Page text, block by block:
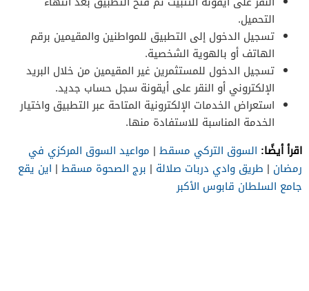
التحميل.
تسجيل الدخول إلى التطبيق للمواطنين والمقيمين برقم
الهاتف أو بالهوية الشخصية.
تسجيل الدخول للمستثمرين غير المقيمين من خلال البريد
الإلكتروني أو النقر على أيقونة سجل حساب جديد.
استعراض الخدمات الإلكترونية المتاحة عبر التطبيق واختيار
الخدمة المناسبة للاستفادة منها.
اقرأ أيضًا: السوق التركي مسقط | مواعيد السوق المركزي في
رمضان | طريق وادي دربات صلالة | برج الصحوة مسقط | اين يقع
جامع السلطان قابوس الأكبر